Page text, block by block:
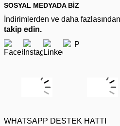
SOSYAL MEDYADA BİZ
İndirimlerden ve daha
takip edin.
WHATSAPP DESTEK HATTI